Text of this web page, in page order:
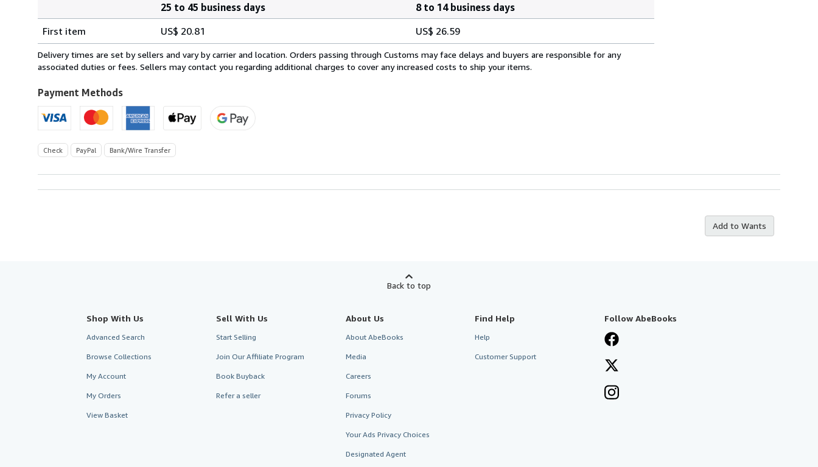
rates
from
Germany
U.S.A.
25 to 45 business days
8 to 14 business days
First item
US$ 20.81 US$ 26.59
Delivery times are set by sellers and vary by carrier and location. Orders passing through Customs may face delays and buyers are responsible for any
associated duties or fees. Sellers may contact you regarding additional charges to cover any increased costs to ship your items.
Payment Methods
Check PayPal Bank/Wire Transfer
Add to Wants
Back to top
Shop With Us
Advanced Search
Browse Collections
My Account
My Orders
View Basket
Sell With Us
Start Selling
Join Our Affiliate Program
Book Buyback
Refer a seller
About Us
About AbeBooks
Media
Careers
Forums
Privacy Policy
Your Ads Privacy Choices
Designated Agent
Find Help
Help
Customer Support
Follow AbeBooks